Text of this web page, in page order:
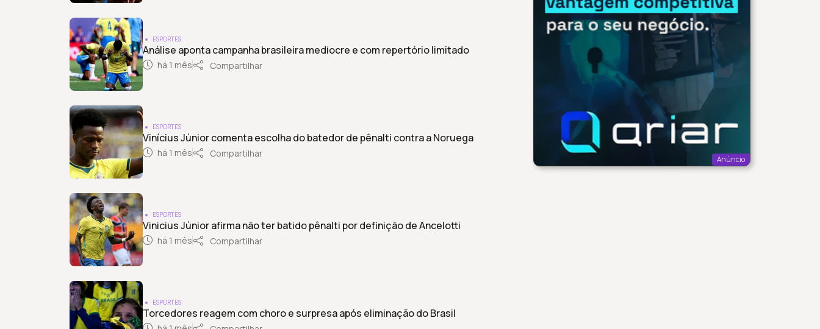
Anúncio
ESPORTES
Análise aponta campanha brasileira medíocre e com repertório limitado
há 1 mês Compartilhar
ESPORTES
Vinícius Júnior comenta escolha do batedor de pênalti contra a Noruega
há 1 mês Compartilhar
ESPORTES
Vinicius Júnior afirma não ter batido pênalti por definição de Ancelotti
há 1 mês Compartilhar
ESPORTES
Torcedores reagem com choro e surpresa após eliminação do Brasil